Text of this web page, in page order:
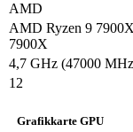
‎AMD
AMD Ryzen 9
7900X
‎4,7 GHz (47000
‎12
Grafikkarte GPU